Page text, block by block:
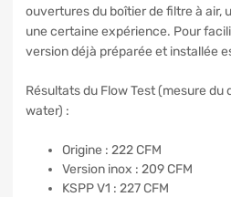
ouvertures du boîtier de filtre à air,
une certaine expérience. Pour
version déjà préparée et installée
Résultats du Flow Test (mesure du
water) :
Origine : 222 CFM
Version inox : 209 CFM
KSPP V1 : 227 CFM